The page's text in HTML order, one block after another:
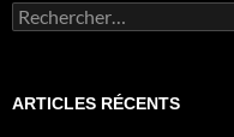
Rechercher :
ARTICLES RÉCENTS